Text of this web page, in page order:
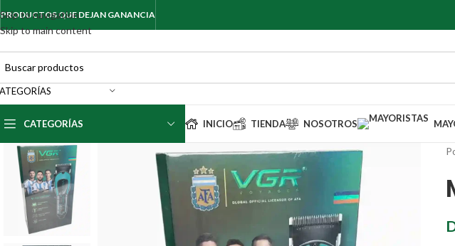
Skip to navigation
Skip to main content
PRODUCTOS QUE DEJAN GANANCIA
CATEGORÍAS INICIO TIENDA NOSOTROS